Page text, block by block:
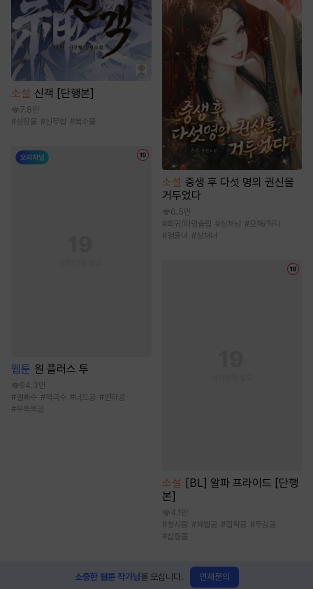
소설 신객 [단행본]
7.8만
#성장물 #신무협 #복수물
웹툰 원 플러스 투
94.3만
#얼빠수 #적극수 #너드공 #연하공
#무뚝뚝공
소설 중생 후 다섯 명의 권신을
거두었다
6.5만
#회귀/타임슬립 #상처남 #오해/착각
#엉뚱녀 #상처녀
소설 [BL] 알파 프라이드 [단행
본]
4.1만
#첫사랑 #재벌공 #집착공 #무심공
#삽질물
소중한 웹툰 작가님을 모십니다. 연재문의